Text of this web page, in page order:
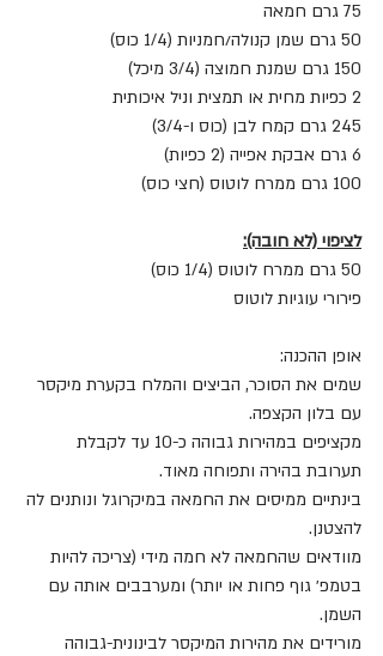
75 גרם חמאה
50 גרם שמן קנולה/חמניות (1/4 כוס)
150 גרם שמנת חמוצה (3/4 מיכל)
2 כפיות מחית או תמצית וניל איכותית
245 גרם קמח לבן (כוס ו-3/4)
6 גרם אבקת אפייה (2 כפיות)
100 גרם ממרח לוטוס (חצי כוס)
לציפוי (לא חובה):
50 גרם ממרח לוטוס (1/4 כוס)
פירורי עוגיות לוטוס
אופן ההכנה:
שמים את הסוכר, הביצים והמלח בקערת מיקסר
עם בלון הקצפה.
מקציפים במהירות גבוהה כ-10 עד לקבלת
תערובת בהירה ותפוחה מאוד.
בינתיים ממיסים את החמאה במיקרוגל ונותנים לה
להצטנן.
מוודאים שהחמאה לא חמה מידי (צריכה להיות
בטמפ׳ גוף פחות או יותר) ומערבבים אותה עם
השמן.
מורידים את מהירות המיקסר לבינונית-גבוהה